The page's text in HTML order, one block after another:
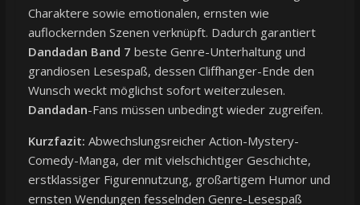
Charaktere sowie emotionalen, ernsten wie
auflockernden Szenen verknüpft. Dadurch garantiert
Dandadan Band 7 beste Genre-Unterhaltung und
grandiosen Lesespaß, dessen Cliffhanger-Ende den
Wunsch weckt möglichst sofort weiterzulesen.
Dandadan-Fans müssen unbedingt wieder zugreifen.
Kurzfazit: Abwechslungsreicher Action-Mystery-
Comedy-Manga, der mit vielschichtiger Geschichte,
erstklassiger Figurennutzung, großartigem Humor und
ernsten Wendungen fesselnden Genre-Lesespaß